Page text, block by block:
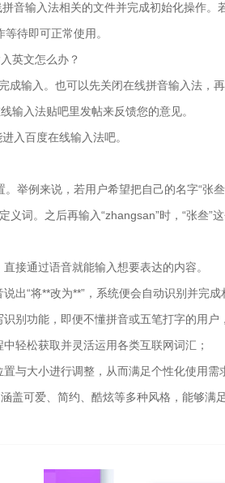
音输入法相关的文件并完成初始化操作
待即可正常使用。
英文怎么办？
成输入。也可以先关闭在线拼音输入法，
输入法贴吧里发帖来反馈您的意见。
入百度在线输入法吧。
举例来说，若用户希望把自己的名字“张
义词。之后再输入“zhangsan”时，“张叁”
接通过语音就能输入想要表达的内容。
出“将**改为**”，系统便会自动识别并完成
别功能，即便不懂拼音或五笔打字的用户
轻松获取并灵活运用各类互联网词汇；
与大小进行调整，从而满足个性化使用需
盖可爱、简约、酷炫等多种风格，能够满